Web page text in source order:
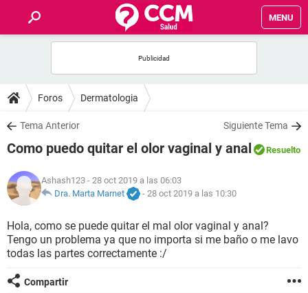
MENU
FOROS
SALUD
NUTRICIÓN
BIENESTAR
Foros Dermatologia
Tema Anterior Siguiente Tema
Como puedo quitar el olor vaginal y anal Resuelto
Ashash123 - 28 oct 2019 a las 06:03
Dra. Marta Marnet
- 28 oct 2019 a las 10:30
Hola, como se puede quitar el mal olor vaginal y anal?
Tengo un problema ya que no importa si me baño o me lavo
todas las partes correctamente :/
Compartir